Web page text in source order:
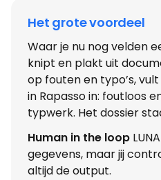
Het grote voordeel
Waar je nu nog velden
knipt en plakt uit
op fouten en typo’s,
in Rapasso in: foutloos
typwerk. Het dossier
Human in the loop
gegevens, maar jij
altijd de output.